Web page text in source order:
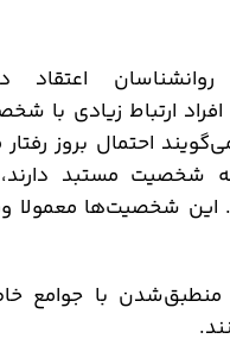
اعتقاد
ارتباط زیادی با
احتمال بروز
شخصیت مستبد
این شخصیت‌ها معمولا
منطبق‌شدن با جوامع